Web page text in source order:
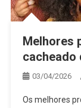
Melhores
cacheado
03/04/2026
Os melhores